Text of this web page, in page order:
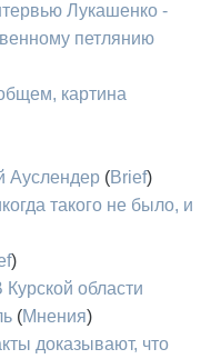
Лукашенко -
петлянию
картина
Ауслендер (Brief)
такого не было, и
)
области
(Мнения)
доказывают, что